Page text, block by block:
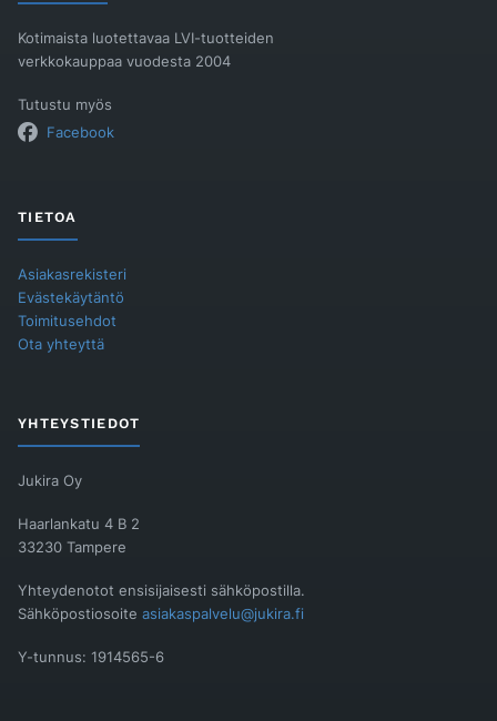
Kotimaista luotettavaa LVI-tuotteiden
verkkokauppaa vuodesta 2004
Tutustu myös
Facebook
TIETOA
Asiakasrekisteri
Evästekäytäntö
Toimitusehdot
Ota yhteyttä
YHTEYSTIEDOT
Jukira Oy
Haarlankatu 4 B 2
33230 Tampere
Yhteydenotot ensisijaisesti sähköpostilla.
Sähköpostiosoite asiakaspalvelu@jukira.fi
Y-tunnus: 1914565-6